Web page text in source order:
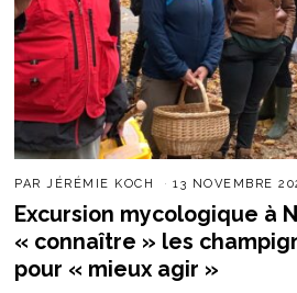
PARJÉRÉMIE KOCH 13 NOVEMBRE
Excursion mycologique à
« connaître » les
pour « mieux agir »